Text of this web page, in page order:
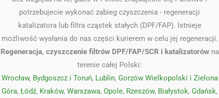
potrzebujecie wykonać zabieg czyszczenia - regeneracji
katalizatora lub filtra cząstek stałych (DPF/FAP). Istnieje
możliwość wysłania do nas części kurierem w celu jej regeneracji.
Regeneracja, czyszczenie filtrów DPF/FAP/SCR i katalizatorówna
terenie całej Polski:
Wrocław, Bydgoszcz i Toruń, Lublin, Gorzów Wielkopolski i Zielona
Góra, Łódź, Kraków, Warszawa, Opole, Rzeszów, Białystok, Gdańsk,